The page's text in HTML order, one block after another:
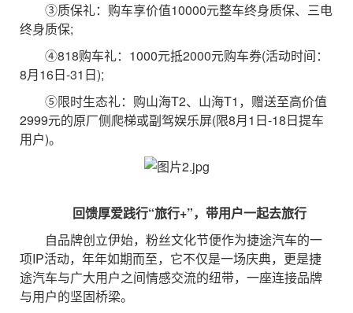
③质保礼：购车享价值10000元整车终身质保、三电
终身质保;
④818购车礼：1000元抵2000元购车券(活动时间：
8月16日-31日);
⑤限时生态礼：购山海T2、山海T1，赠送至高价值
2999元的原厂侧爬梯或副驾娱乐屏(限8月1日-18日提车
用户)。
回馈厚爱践行“旅行+”，带用户一起去旅行
自品牌创立伊始，粉丝文化节便作为捷途汽车的一
项IP活动，年年如期而至，它不仅是一场庆典，更是捷
途汽车与广大用户之间情感交流的纽带，一座连接品牌
与用户的坚固桥梁。